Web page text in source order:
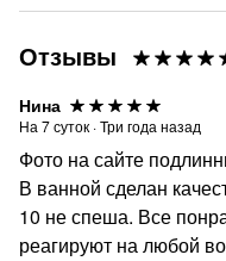
Отзывы
Нина
На 7суток ·Три года назад
Фото на сайте
В ванной сделан
10 не спеша. Все
реагируют на любой